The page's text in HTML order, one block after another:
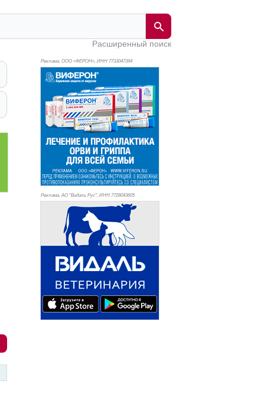
Расширенный поиск
Реклама. ООО «ФЕРОН», ИНН 7733047394
Реклама. АО "Видаль Рус", ИНН 7728043605